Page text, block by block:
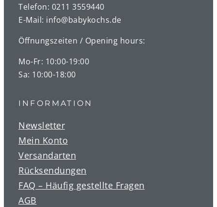
INFORMATION
Newsletter
Mein Konto
Versandarten
Rücksendungen
FAQ – Häufig gestellte Fragen
AGB
Telefon: 0211 3559440
E-Mail: info@babykochs.de
Öffnungszeiten / Opening hours:
Mo-Fr: 10:00-19:00
Sa: 10:00-18:00